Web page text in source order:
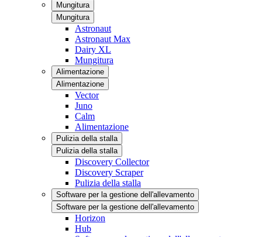
Mungitura
Mungitura
Astronaut
Astronaut Max
Dairy XL
Mungitura
Alimentazione
Alimentazione
Vector
Juno
Calm
Alimentazione
Pulizia della stalla
Pulizia della stalla
Discovery Collector
Discovery Scraper
Pulizia della stalla
Software per la gestione dell'allevamento
Software per la gestione dell'allevamento
Horizon
Hub